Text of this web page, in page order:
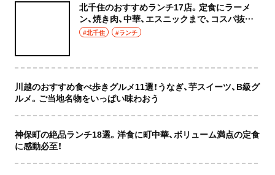
北千住のおすすめランチ17店。定食にラーメ
ン、焼き肉、中華、エスニックまで、コスパ抜群
な店もおしゃれな店も網羅してご紹介！
#北千住 #ランチ
川越のおすすめ食べ歩きグルメ11選！うなぎ、芋スイーツ、B級グ
ルメ。ご当地名物をいっぱい味わおう
神保町の絶品ランチ18選。洋食に町中華、ボリューム満点の定食
に感動必至！